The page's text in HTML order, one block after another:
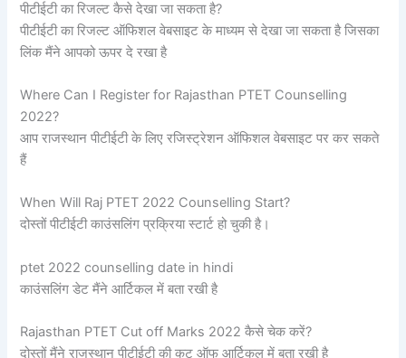
पीटीईटी का रिजल्ट कैसे देखा जा सकता है?
पीटीईटी का रिजल्ट ऑफिशल वेबसाइट के माध्यम से देखा जा सकता है जिसका
लिंक मैंने आपको ऊपर दे रखा है
Where Can I Register for Rajasthan PTET Counselling
2022?
आप राजस्थान पीटीईटी के लिए रजिस्ट्रेशन ऑफिशल वेबसाइट पर कर सकते
हैं
When Will Raj PTET 2022 Counselling Start?
दोस्तों पीटीईटी काउंसलिंग प्रक्रिया स्टार्ट हो चुकी है।
ptet 2022 counselling date in hindi
काउंसलिंग डेट मैंने आर्टिकल में बता रखी है
Rajasthan PTET Cut off Marks 2022 कैसे चेक करें?
दोस्तों मैंने राजस्थान पीटीईटी की कट ऑफ आर्टिकल में बता रखी है